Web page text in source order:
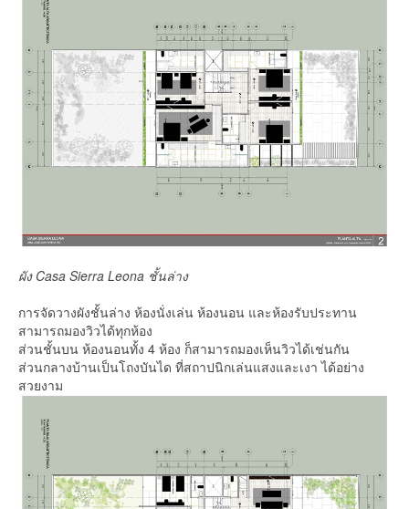
ผัง Casa Sierra Leona ชั้นล่าง
การจัดวางผังชั้นล่าง ห้องนั่งเล่น ห้องนอน และห้องรับประทาน
สามารถมองวิวได้ทุกห้อง
ส่วนชั้นบน ห้องนอนทั้ง 4 ห้อง ก็สามารถมองเห็นวิวได้เช่นกัน
ส่วนกลางบ้านเป็นโถงบันได ที่สถาปนิกเล่นแสงและเงา ได้อย่าง
สวยงาม